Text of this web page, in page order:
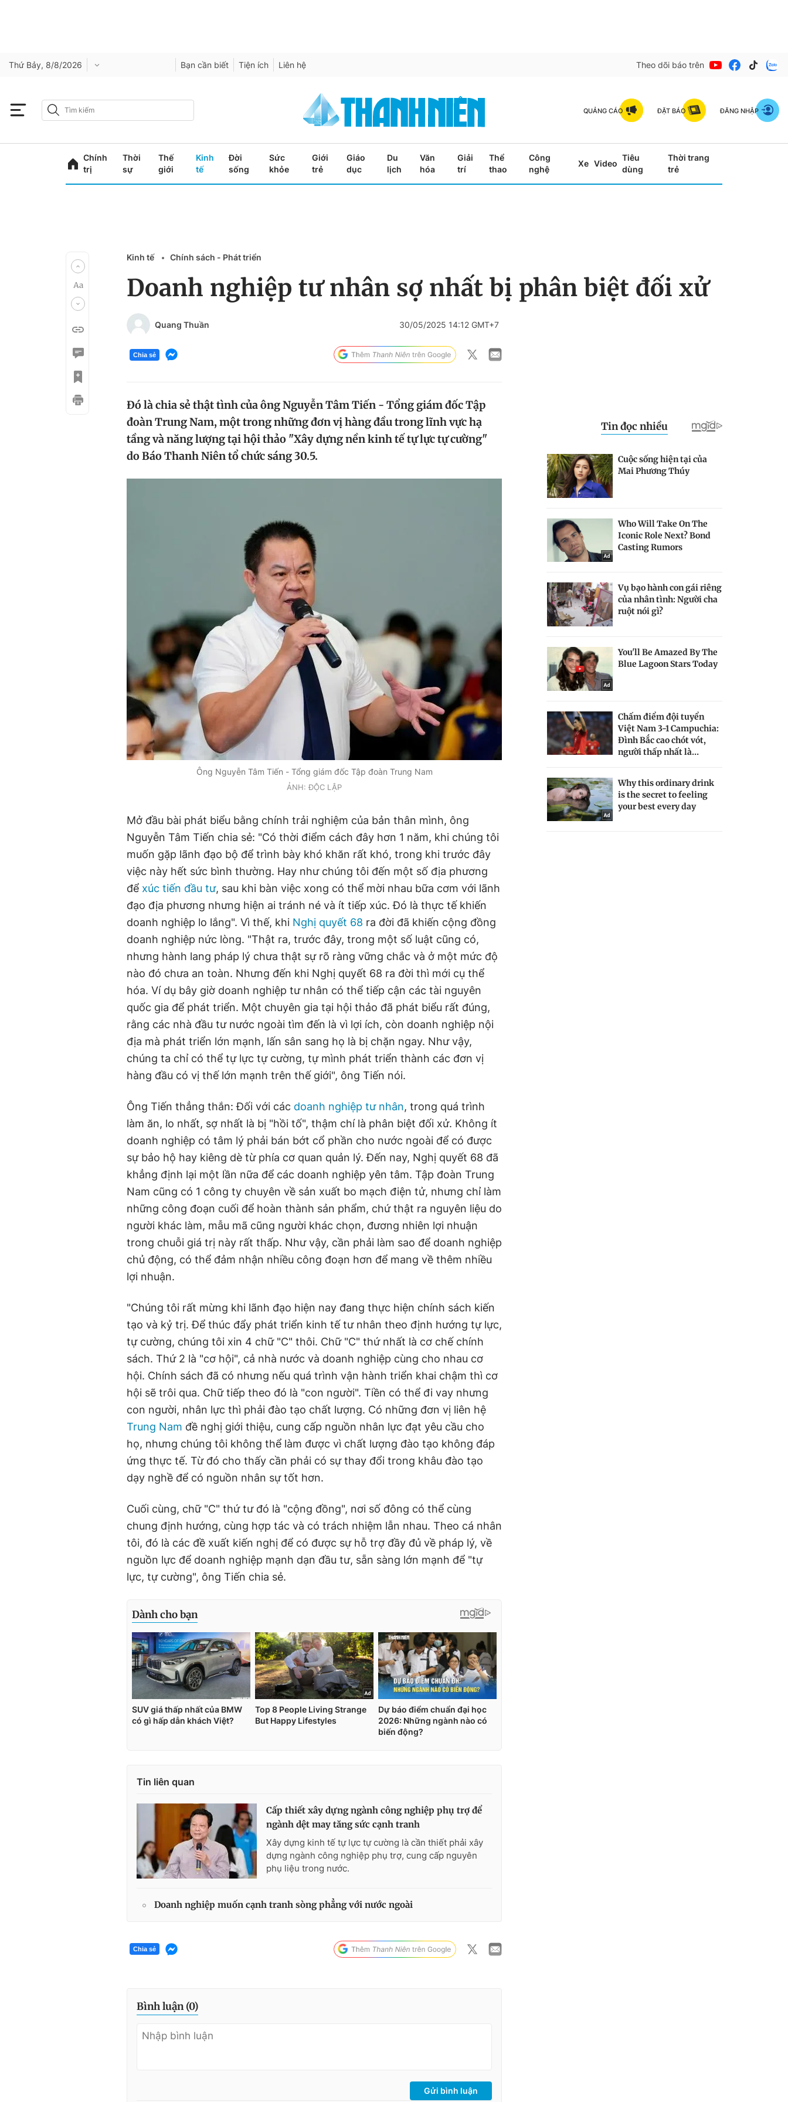
Thứ Bảy, 8/8/2026 Bạn cần biết Tiện ích Liên hệ Theo dõi báo trên
QUẢNG CÁO ĐẶT BÁO ĐĂNG NHẬP
Chính
trị
Thời
sự
Thế
giới
Kinh
tế
Đời
sống
Sức
khỏe
Giới
trẻ
Giáo
dục
Du
lịch
Văn
hóa
Giải
trí
Thể
thao
Công
nghệ
Xe Video
Tiêu
dùng
Thời trang
trẻ
Kinh tế Chính sách - Phát triển
Doanh nghiệp tư nhân sợ nhất bị phân biệt đối xử
Quang Thuần 30/05/2025 14:12 GMT+7
Chia sẻ
Đó là chia sẻ thật tình của ông Nguyễn Tâm Tiến - Tổng giám đốc Tập
đoàn Trung Nam, một trong những đơn vị hàng đầu trong lĩnh vực hạ
tầng và năng lượng tại hội thảo "Xây dựng nền kinh tế tự lực tự cường"
do Báo Thanh Niên tổ chức sáng 30.5.
Ông Nguyễn Tâm Tiến - Tổng giám đốc Tập đoàn Trung Nam
ẢNH: ĐỘC LẬP
Mở đầu bài phát biểu bằng chính trải nghiệm của bản thân mình, ông
Nguyễn Tâm Tiến chia sẻ: "Có thời điểm cách đây hơn 1 năm, khi chúng tôi
muốn gặp lãnh đạo bộ để trình bày khó khăn rất khó, trong khi trước đây
việc này hết sức bình thường. Hay như chúng tôi đến một số địa phương
để xúc tiến đầu tư, sau khi bàn việc xong có thể mời nhau bữa cơm với lãnh
đạo địa phương nhưng hiện ai tránh né và ít tiếp xúc. Đó là thực tế khiến
doanh nghiệp lo lắng". Vì thế, khi Nghị quyết 68 ra đời đã khiến cộng đồng
doanh nghiệp nức lòng. "Thật ra, trước đây, trong một số luật cũng có,
nhưng hành lang pháp lý chưa thật sự rõ ràng vững chắc và ở một mức độ
nào đó chưa an toàn. Nhưng đến khi Nghị quyết 68 ra đời thì mới cụ thể
hóa. Ví dụ bây giờ doanh nghiệp tư nhân có thể tiếp cận các tài nguyên
quốc gia để phát triển. Một chuyên gia tại hội thảo đã phát biểu rất đúng,
rằng các nhà đầu tư nước ngoài tìm đến là vì lợi ích, còn doanh nghiệp nội
địa mà phát triển lớn mạnh, lấn sân sang họ là bị chặn ngay. Như vậy,
chúng ta chỉ có thể tự lực tự cường, tự mình phát triển thành các đơn vị
hàng đầu có vị thế lớn mạnh trên thế giới", ông Tiến nói.
Ông Tiến thẳng thắn: Đối với các doanh nghiệp tư nhân, trong quá trình
làm ăn, lo nhất, sợ nhất là bị "hồi tố", thậm chí là phân biệt đối xử. Không ít
doanh nghiệp có tâm lý phải bán bớt cổ phần cho nước ngoài để có được
sự bảo hộ hay kiêng dè từ phía cơ quan quản lý. Đến nay, Nghị quyết 68 đã
khẳng định lại một lần nữa để các doanh nghiệp yên tâm. Tập đoàn Trung
Nam cũng có 1 công ty chuyên về sản xuất bo mạch điện tử, nhưng chỉ làm
những công đoạn cuối để hoàn thành sản phẩm, chứ thật ra nguyên liệu do
người khác làm, mẫu mã cũng người khác chọn, đương nhiên lợi nhuận
trong chuỗi giá trị này rất thấp. Như vậy, cần phải làm sao để doanh nghiệp
chủ động, có thể đảm nhận nhiều công đoạn hơn để mang về thêm nhiều
lợi nhuận.
"Chúng tôi rất mừng khi lãnh đạo hiện nay đang thực hiện chính sách kiến
tạo và kỷ trị. Để thúc đẩy phát triển kinh tế tư nhân theo định hướng tự lực,
tự cường, chúng tôi xin 4 chữ "C" thôi. Chữ "C" thứ nhất là cơ chế chính
sách. Thứ 2 là "cơ hội", cả nhà nước và doanh nghiệp cùng cho nhau cơ
hội. Chính sách đã có nhưng nếu quá trình vận hành triển khai chậm thì cơ
hội sẽ trôi qua. Chữ tiếp theo đó là "con người". Tiền có thể đi vay nhưng
con người, nhân lực thì phải đào tạo chất lượng. Có những đơn vị liên hệ
Trung Nam đề nghị giới thiệu, cung cấp nguồn nhân lực đạt yêu cầu cho
họ, nhưng chúng tôi không thể làm được vì chất lượng đào tạo không đáp
ứng thực tế. Từ đó cho thấy cần phải có sự thay đổi trong khâu đào tạo
dạy nghề để có nguồn nhân sự tốt hơn.
Cuối cùng, chữ "C" thứ tư đó là "cộng đồng", nơi số đông có thể cùng
chung định hướng, cùng hợp tác và có trách nhiệm lẫn nhau. Theo cá nhân
tôi, đó là các đề xuất kiến nghị để có được sự hỗ trợ đầy đủ về pháp lý, về
nguồn lực để doanh nghiệp mạnh dạn đầu tư, sẵn sàng lớn mạnh để "tự
lực, tự cường", ông Tiến chia sẻ.
Tin liên quan
Cấp thiết xây dựng ngành công nghiệp phụ trợ để
ngành dệt may tăng sức cạnh tranh
Xây dựng kinh tế tự lực tự cường là cần thiết phải xây
dựng ngành công nghiệp phụ trợ, cung cấp nguyên
phụ liệu trong nước.
Doanh nghiệp muốn cạnh tranh sòng phẳng với nước ngoài
Chia sẻ
Bình luận (0)
Gửi bình luận